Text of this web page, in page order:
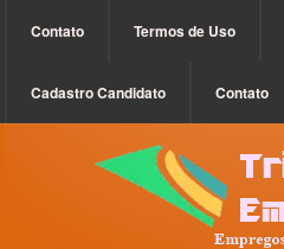
Contato Termos de Uso
Cadastro Candidato Contato